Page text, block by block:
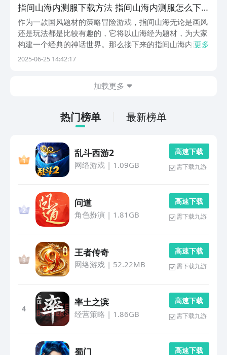
指间山海内测服下载方法 指间山海内测服怎么下
载预约​
作为一款国风题材的策略冒险游戏，指间山海无论是画风
还是玩法都是比较有趣的，它将以山海经为题材，为大家
构建一个经典的神话世界。那么接下来的指间山海内测服
下载方法就是小编给大家整理的内容，如果你也对这款游
更多
2025-06-25 14:42:17
加载更多
热门榜单 最新榜单
乱斗西游2
网络游戏| 1.09GB
高 速 下 载
需下载九游
问道
角色扮演 | 1.81GB
高 速 下 载
需下载九游
王者传奇
网络游戏| 52.22MB
高 速 下 载
需下载九游
4
率土之滨
经营策略 | 1.86GB
高 速 下 载
需下载九游
蜀门 高 速 下 载